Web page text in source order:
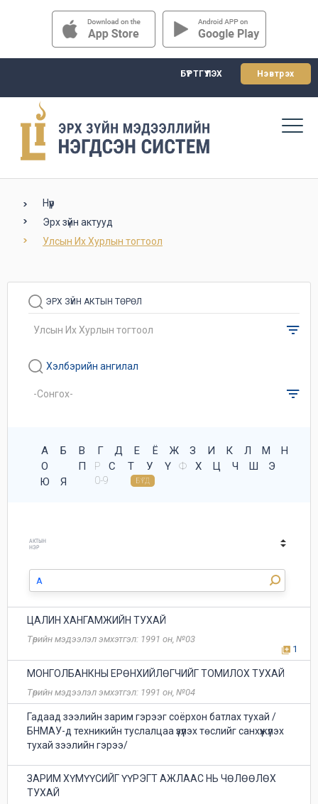
БҮРТГҮҮЛЭХ Нэвтрэх
Нүүр
Эрх зүйн актууд
Улсын Их Хурлын тогтоол
ЭРХ ЗҮЙН АКТЫН ТӨРӨЛ
Хэлбэрийн ангилал
А Б В Г Д Е Ё Ж З И К Л М
Н
О
П Р С Т У Ү Ф Х Ц Ч Ш
Э
Ю
Я 0-9 БҮГД
АКТЫН
НЭР
ЦАЛИН ХАНГАМЖИЙН ТУХАЙ
Төрийн мэдээлэл эмхэтгэл: 1991 он, №03
1
МОНГОЛБАНКНЫ ЕРӨНХИЙЛӨГЧИЙГ ТОМИЛОХ ТУХАЙ
Төрийн мэдээлэл эмхэтгэл: 1991 он, №04
Гадаад зээлийн зарим гэрээг соёрхон батлах тухай /
БНМАУ-д техникийн туслалцаа үзүүлэх төслийг санхүүжүүлэх
тухай зээлийн гэрээ/
ЗАРИМ ХҮМҮҮСИЙГ ҮҮРЭГТ АЖЛААС НЬ ЧӨЛӨӨЛӨХ
ТУХАЙ